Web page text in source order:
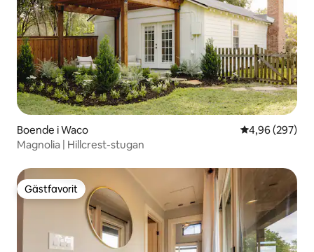
Boende i Waco 4,96 av 5 i
4,96 (297)
Magnolia | Hillcrest-stugan
Gästfavorit
Gästfavorit